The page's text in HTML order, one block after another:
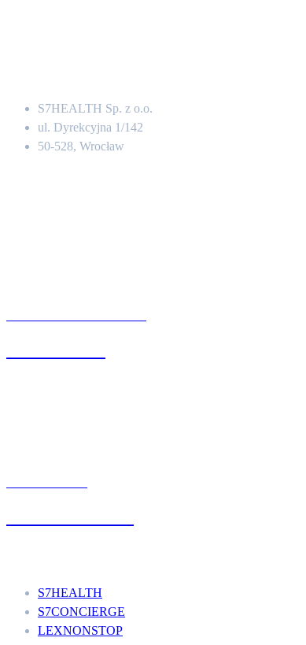
S7HEALTH Sp. z o.o.
ul. Dyrekcyjna 1/142
50-528, Wrocław
S7HEALTH
S7CONCIERGE
LEXNONSTOP